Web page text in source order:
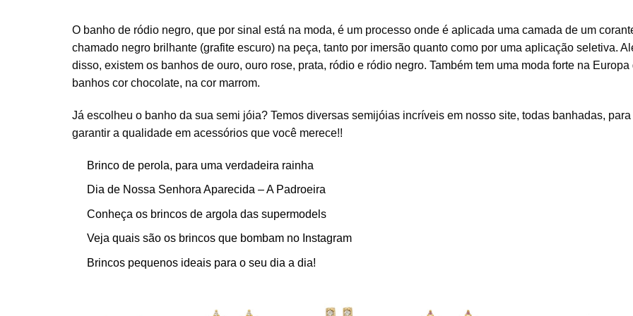
O banho de ródio negro, que por sinal está na moda, é um processo onde é aplicada uma camada de um
chamado negro brilhante (grafite escuro) na peça, tanto por imersão quanto como por uma aplicação seletiva.
disso, existem os banhos de ouro, ouro rose, prata, ródio e ródio negro. Também tem uma moda forte na Europa
banhos cor chocolate, na cor marrom.
Já escolheu o banho da sua semi jóia? Temos diversas semijóias incríveis em nosso site, todas banhadas, para
garantir a qualidade em acessórios que você merece!!
Brinco de perola, para uma verdadeira rainha
Dia de Nossa Senhora Aparecida – A Padroeira
Conheça os brincos de argola das supermodels
Veja quais são os brincos que bombam no Instagram
Brincos pequenos ideais para o seu dia a dia!